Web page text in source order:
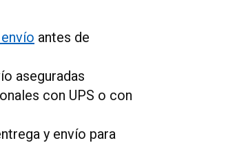
antes de
aseguradas
con UPS o con
y envío para